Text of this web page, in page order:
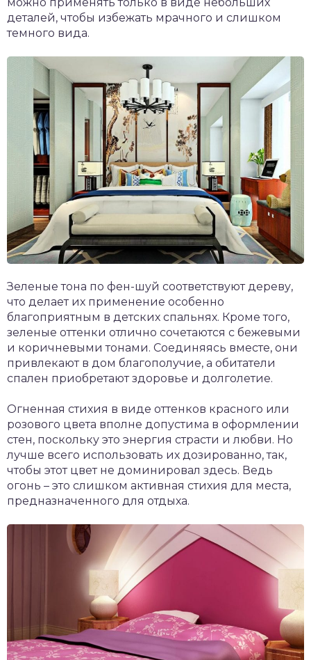
деталей, чтобы избежать мрачного и слишком
темного вида.
Зеленые тона по фен-шуй соответствуют дереву,
что делает их применение особенно
благоприятным в детских спальнях. Кроме того,
зеленые оттенки отлично сочетаются с бежевыми
и коричневыми тонами. Соединяясь вместе, они
привлекают в дом благополучие, а обитатели
спален приобретают здоровье и долголетие.
Огненная стихия в виде оттенков красного или
розового цвета вполне допустима в оформлении
стен, поскольку это энергия страсти и любви. Но
лучше всего использовать их дозированно, так,
чтобы этот цвет не доминировал здесь. Ведь
огонь – это слишком активная стихия для места,
предназначенного для отдыха.